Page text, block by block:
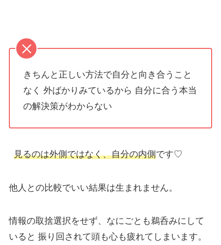
きちんと正しい方法で自分と向き合うこと
なく 外ばかりみているから 自分に合う本当
の解決策がわからない
見るのは外側ではなく、自分の内側です♡
他人との比較でいい結果は生まれません。
情報の取捨選択をせず、なにごとも鵜呑みにして
いると 振り回されて頭も心も疲れてしまいます。